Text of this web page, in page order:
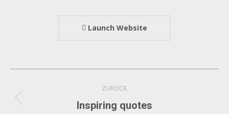
Launch Website
navigation
ZURÜCK
Previous
Inspiring quotes